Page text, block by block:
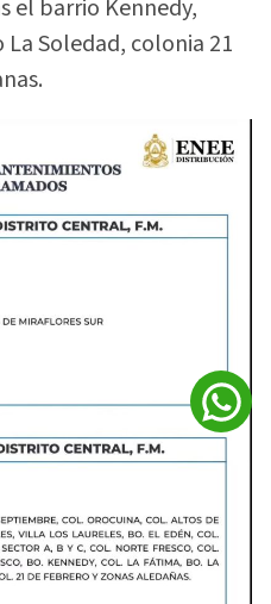
el barrio Kennedy,
Soledad, colonia 21